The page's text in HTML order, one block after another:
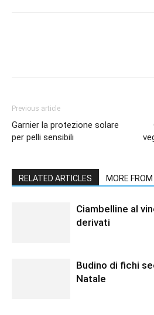
Previous article
Garnier la protezione solare
per pelli sensibili
RELATED ARTICLES MORE
Ciambelline al
derivati
Budino di fichi
Natale